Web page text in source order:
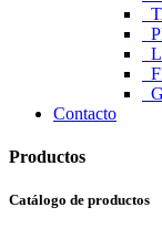
Contacto
Productos
Catálogo de productos